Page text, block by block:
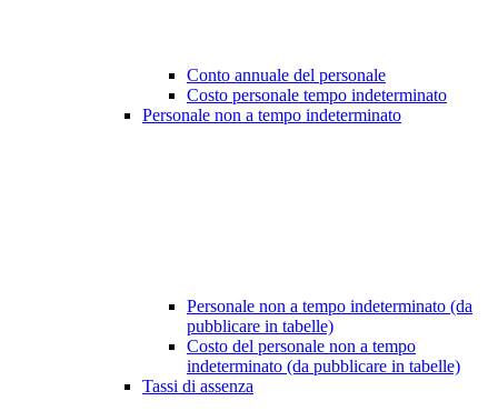
Conto annuale del personale
Costo personale tempo indeterminato
Personale non a tempo indeterminato
Personale non a tempo indeterminato (da
pubblicare in tabelle)
Costo del personale non a tempo
indeterminato (da pubblicare in tabelle)
Tassi di assenza